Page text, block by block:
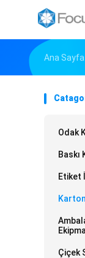
Ana Sayfa
Odak
Etiket
Çiçek